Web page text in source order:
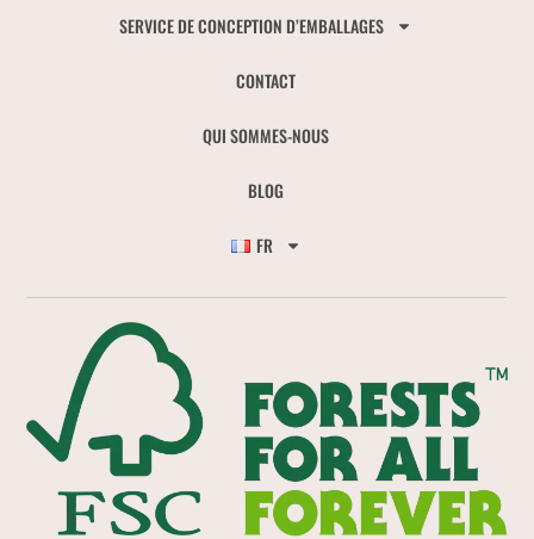
SERVICE DE CONCEPTION D’EMBALLAGES
CONTACT
QUI SOMMES-NOUS
BLOG
FR